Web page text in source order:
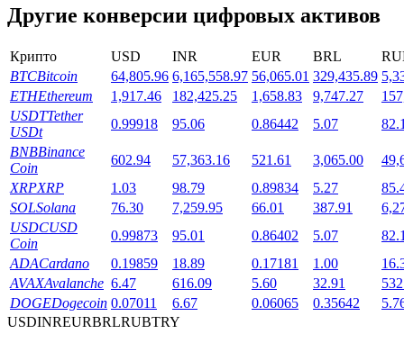
Launchpool
Блокировки BTR
Другие конверсии цифровых активов
Крипто USD INR EUR BRL
BTCBitcoin 64,805.96 6,165,558.97 56,065.01 329,435.89
ETHEthereum 1,917.46 182,425.25 1,658.83 9,747.27
USDTTether
USDt
0.99918 95.06 0.86442 5.07
BNBBinance
Coin
602.94 57,363.16 521.61 3,065.00
XRPXRP 1.03 98.79 0.89834 5.27
SOLSolana 76.30 7,259.95 66.01 387.91
USDCUSD
Coin
0.99873 95.01 0.86402 5.07
ADACardano 0.19859 18.89 0.17181 1.00
AVAXAvalanche 6.47 616.09 5.60 32.91
DOGEDogecoin 0.07011 6.67 0.06065 0.35642
USDINREURBRLRUBTRY